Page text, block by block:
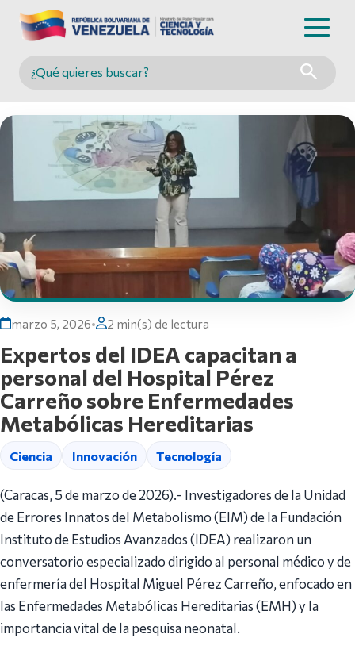
Buscar en MINCYT
marzo 5, 2026• 2 min(s) de lectura
Expertos del IDEA capacitan a
personal del Hospital Pérez
Carreño sobre Enfermedades
Metabólicas Hereditarias
Ciencia Innovación Tecnología
(Caracas, 5 de marzo de 2026).- Investigadores de la Unidad
de Errores Innatos del Metabolismo (EIM) de la Fundación
Instituto de Estudios Avanzados (IDEA) realizaron un
conversatorio especializado dirigido al personal médico y de
enfermería del Hospital Miguel Pérez Carreño, enfocado en
las Enfermedades Metabólicas Hereditarias (EMH) y la
importancia vital de la pesquisa neonatal.